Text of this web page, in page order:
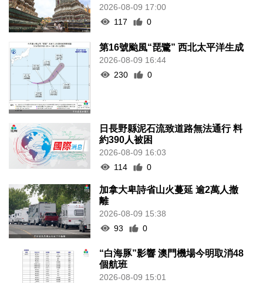
2026-08-09 17:00
117
0
第16號颱風“琵鷺” 西北太平洋生成
2026-08-09 16:44
230
0
日長野縣泥石流致道路無法通行 料
約390人被困
2026-08-09 16:03
114
0
加拿大卑詩省山火蔓延 逾2萬人撤
離
2026-08-09 15:38
93
0
“白海豚”影響 澳門機場今明取消48
個航班
2026-08-09 15:01